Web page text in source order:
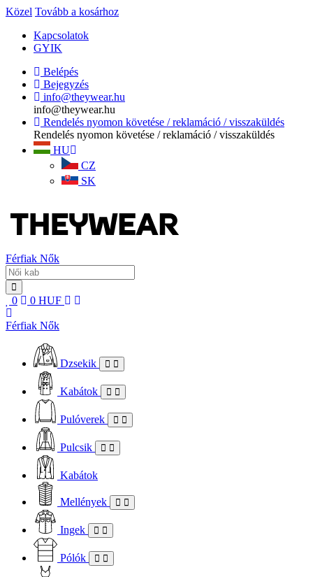
Közel Tovább a kosárhoz
Kapcsolatok
GYIK
Belépés
Bejegyzés
info@theywear.hu
info@theywear.hu
Rendelés nyomon követése / reklamáció / visszaküldés
Rendelés nyomon követése / reklamáció / visszaküldés
HU
CZ
SK
Férfiak Nők
0 0 HUF
Férfiak Nők
Dzsekik
Kabátok
Pulóverek
Pulcsik
Kabátok
Mellények
Ingek
Pólók